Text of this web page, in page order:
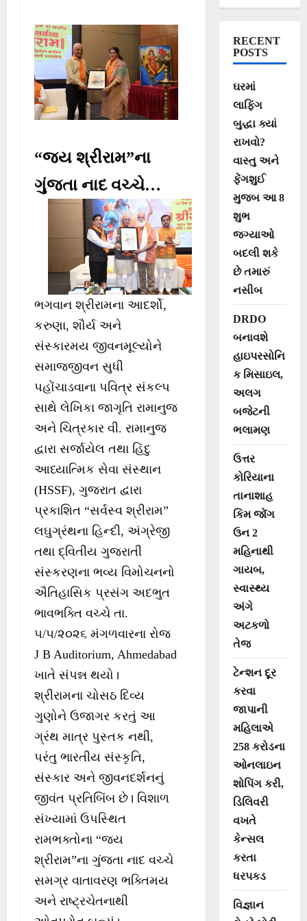
“જય શ્રીરામ”ના
ગુંજતા નાદ વચ્ચે…
ભગવાન શ્રીરામના આદર્શો,
કરુણા, શૌર્ય અને
સંસ્કારમય જીવનમૂલ્યોને
સમાજજીવન સુધી
પહોંચાડવાના પવિત્ર સંકલ્પ
સાથે લેખિકા જાગૃતિ રામાનુજ
અને ચિત્રકાર વી. રામાનુજ
દ્વારા સર્જાયેલ તથા હિંદુ
આધ્યાત્મિક સેવા સંસ્થાન
(HSSF), ગુજરાત દ્વારા
પ્રકાશિત “સર્વસ્વ શ્રીરામ”
લઘુગ્રંથના હિન્દી, અંગ્રેજી
તથા દ્વિતીય ગુજરાતી
સંસ્કરણના ભવ્ય વિમોચનનો
ઐતિહાસિક પ્રસંગ અદભુત
ભાવભક્તિ વચ્ચે તા.
૫/૫/૨૦૨૬ મંગળવારના રોજ
J B Auditorium, Ahmedabad
ખાતે સંપન્ન થયો।
શ્રીરામના ચોસઠ દિવ્ય
ગુણોને ઉજાગર કરતું આ
ગ્રંથ માત્ર પુસ્તક નથી,
પરંતુ ભારતીય સંસ્કૃતિ,
સંસ્કાર અને જીવનદર્શનનું
જીવંત પ્રતિબિંબ છે। વિશાળ
સંખ્યામાં ઉપસ્થિત
રામભક્તોના “જય
શ્રીરામ”ના ગુંજતા નાદ વચ્ચે
સમગ્ર વાતાવરણ ભક્તિમય
અને રાષ્ટ્રચેતનાથી
RECENT
POSTS
ઘરમાં
લાફિંગ
બુદ્ધા ક્યાં
રાખવો?
વાસ્તુ અને
ફેંગશુઈ
મુજબ આ 8
શુભ
જગ્યાઓ
બદલી શકે
છે તમારું
નસીબ
DRDO
બનાવશે
હાઇપરસોનિ
ક મિસાઇલ,
અલગ
બજેટની
ભલામણ
ઉત્તર
કોરિયાના
તાનાશાહ
કિમ જોંગ
ઉન 2
મહિનાથી
ગાયબ,
સ્વાસ્થ્ય
અંગે
અટકળો
તેજ
ટેન્શન દૂર
કરવા
જાપાની
મહિલાએ
258 કરોડના
ઓનલાઇન
શોપિંગ કરી,
ડિલિવરી
વખતે
કેન્સલ
કરતા
ધરપકડ
વિજ્ઞાન